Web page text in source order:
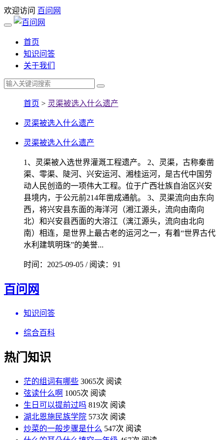
欢迎访问 百问网
首页
知识问答
关于我们
首页 > 灵渠被选入什么遗产
灵渠被选入什么遗产
灵渠被选入什么遗产
1、灵渠被入选世界灌溉工程遗产。 2、灵渠，古称秦凿
渠、零渠、陡河、兴安运河、湘桂运河，是古代中国劳
动人民创造的一项伟大工程。位于广西壮族自治区兴安
县境内，于公元前214年凿成通航。 3、灵渠流向由东向
西，将兴安县东面的海洋河（湘江源头，流向由南向
北）和兴安县西面的大溶江（漓江源头，流向由北向
南）相连，是世界上最古老的运河之一，有着“世界古代
水利建筑明珠”的美誉...
时间：2025-09-05 / 阅读：91
百问网
知识问答
综合百科
热门知识
茫的组词有哪些 3065次 阅读
弦读什么啊 1005次 阅读
生日可以提前过吗 819次 阅读
湖北恩施民族学院 573次 阅读
炒菜的一般步骤是什么 547次 阅读